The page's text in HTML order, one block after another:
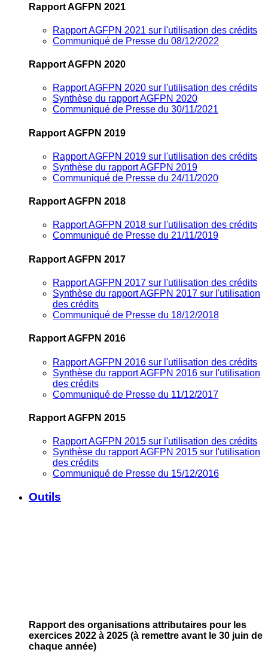
Rapport AGFPN 2021
Rapport AGFPN 2021 sur l'utilisation des crédits
Communiqué de Presse du 08/12/2022
Rapport AGFPN 2020
Rapport AGFPN 2020 sur l'utilisation des crédits
Synthèse du rapport AGFPN 2020
Communiqué de Presse du 30/11/2021
Rapport AGFPN 2019
Rapport AGFPN 2019 sur l'utilisation des crédits
Synthèse du rapport AGFPN 2019
Communiqué de Presse du 24/11/2020
Rapport AGFPN 2018
Rapport AGFPN 2018 sur l'utilisation des crédits
Communiqué de Presse du 21/11/2019
Rapport AGFPN 2017
Rapport AGFPN 2017 sur l'utilisation des crédits
Synthèse du rapport AGFPN 2017 sur l'utilisation
des crédits
Communiqué de Presse du 18/12/2018
Rapport AGFPN 2016
Rapport AGFPN 2016 sur l'utilisation des crédits
Synthèse du rapport AGFPN 2016 sur l'utilisation
des crédits
Communiqué de Presse du 11/12/2017
Rapport AGFPN 2015
Rapport AGFPN 2015 sur l'utilisation des crédits
Synthèse du rapport AGFPN 2015 sur l'utilisation
des crédits
Communiqué de Presse du 15/12/2016
Outils
Rapport des organisations attributaires pour les
exercices 2022 à 2025 (à remettre avant le 30 juin de
chaque année)